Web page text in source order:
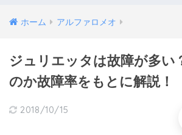
ホーム アルファロメオ
ジュリエッタは故障が多い
のか故障率をもとに解説！
2018/10/15